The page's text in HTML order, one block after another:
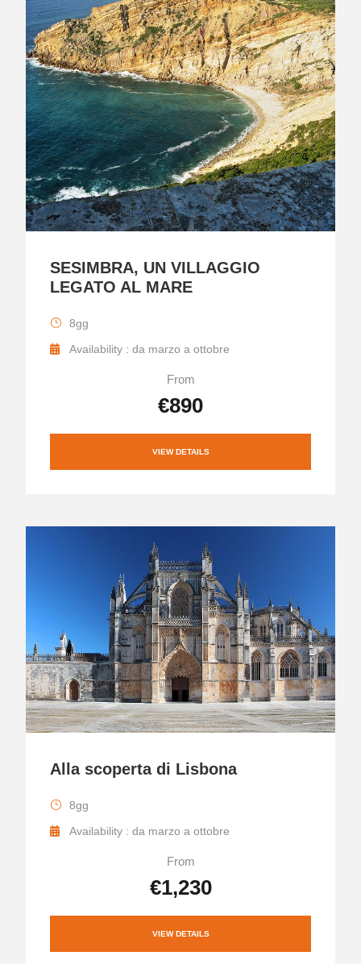
SESIMBRA, UN VILLAGGIO
LEGATO AL MARE
8gg
Availability : da marzo a ottobre
From
€890
VIEW DETAILS
Alla scoperta di Lisbona
8gg
Availability : da marzo a ottobre
From
€1,230
VIEW DETAILS